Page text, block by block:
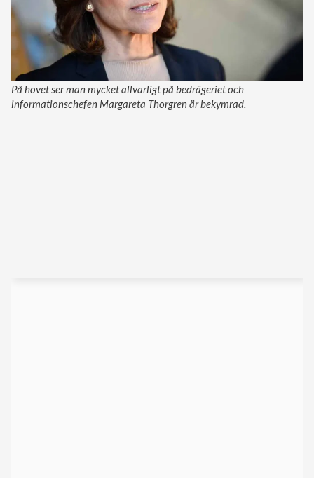
På hovet ser man mycket allvarligt på bedrägeriet och
informationschefen Margareta Thorgren är bekymrad.